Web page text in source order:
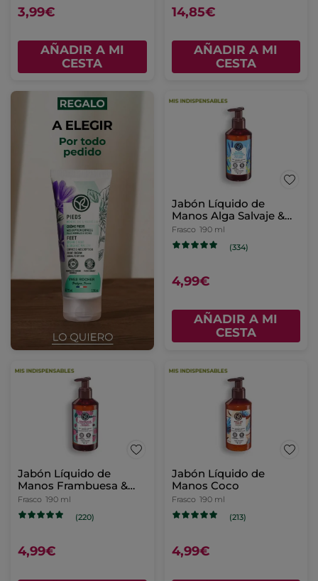
3,99€
AÑADIR A MI
CESTA
14,85€
AÑADIR A MI
CESTA
Jabón Líquido de
Manos Alga Salvaje &
Hinojo Marino.
Frasco 190 ml
(334)
4,99€
AÑADIR A MI
CESTA
Jabón Líquido de
Manos Frambuesa &
Hierbabuena
Frasco 190 ml
(220)
4,99€
Jabón Líquido de
Manos Coco
Frasco 190 ml
(213)
4,99€